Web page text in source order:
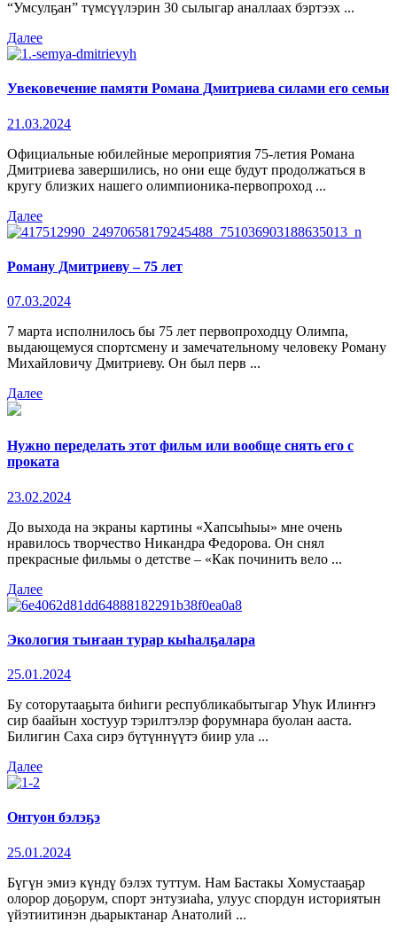
“Умсулҕан” түмсүүлэрин 30 сылыгар аналлаах бэртээх ...
Далее
Увековечение памяти Романа Дмитриева силами его семьи
21.03.2024
Официальные юбилейные мероприятия 75-летия Романа
Дмитриева завершились, но они еще будут продолжаться в
кругу близких нашего олимпионика-первопроход ...
Далее
Роману Дмитриеву – 75 лет
07.03.2024
7 марта исполнилось бы 75 лет первопроходцу Олимпа,
выдающемуся спортсмену и замечательному человеку Роману
Михайловичу Дмитриеву. Он был перв ...
Далее
Нужно переделать этот фильм или вообще снять его с
проката
23.02.2024
До выхода на экраны картины «Хапсыһыы» мне очень
нравилось творчество Никандра Федорова. Он снял
прекрасные фильмы о детстве – «Как починить вело ...
Далее
Экология тыҥаан турар кыһалҕалара
25.01.2024
Бу соторутааҕыта биһиги республикабытыгар Уһук Илиҥҥэ
сир баайын хостуур тэрилтэлэр форумнара буолан ааста.
Билигин Саха сирэ бүтүннүүтэ биир ула ...
Далее
Онтуон бэлэҕэ
25.01.2024
Бүгүн эмиэ күндү бэлэх туттум. Нам Бастакы Хомустааҕар
олорор доҕорум, спорт энтузиаһа, улуус спордун историятын
үйэтиитинэн дьарыктанар Анатолий ...